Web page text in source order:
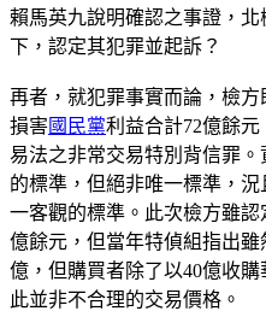
賴馬英九說明確認之事證，
下，認定其犯罪並起訴？
再者，就犯罪事實而論，檢方
損害國民黨利益合計72億餘
易法之非常交易特別背信罪
的標準，但絕非唯一標準，
一客觀的標準。此次檢方雖
億餘元，但當年特偵組指出
億，但購買者除了以40億收購
此並非不合理的交易價格。